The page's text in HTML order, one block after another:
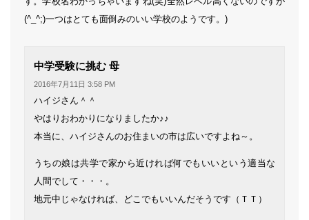
(^_^;)一つはとても面倒みのいい学校のようです。)
中学受験に挑む 母
2016年7月11日 3:58 PM
ハイジさん＾＾
やはりおわかりになりましたか♪♪
本当に、ハイジさんのお住まいの市は広いですよね～。
うちの娘は共学で家から近ければ何でもいいという適当な
人間でして・・・。
地元中じゃなければ、どこでもいいんだそうです（ＴＴ）